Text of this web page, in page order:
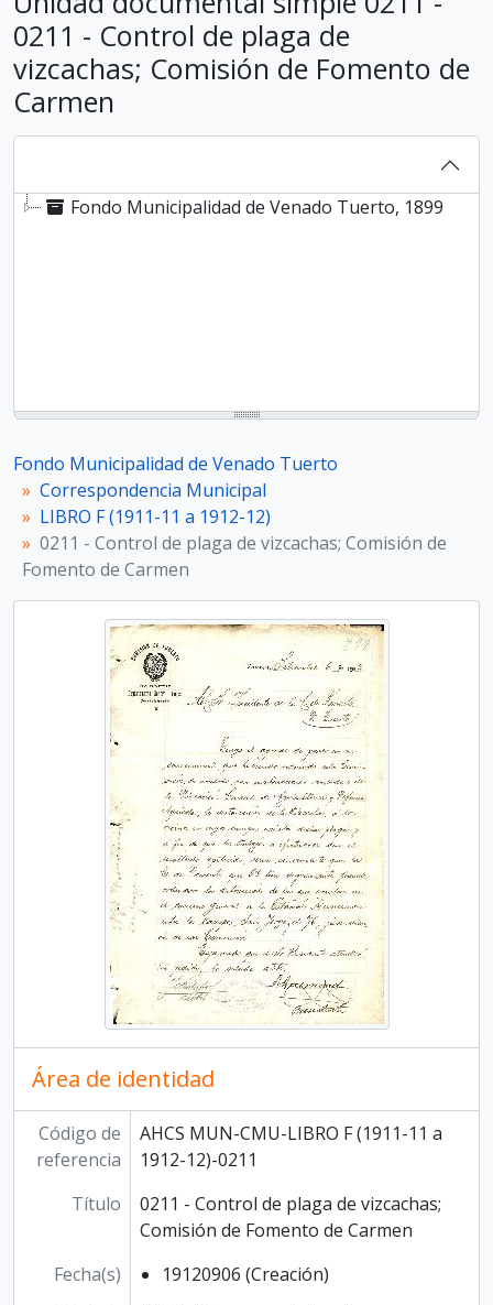
0211 - Control de plaga de
vizcachas; Comisión de Fomento de
Carmen
Fondo Municipalidad de Venado Tuerto, 1899
Fondo Municipalidad de Venado Tuerto
Correspondencia Municipal
LIBRO F (1911-11 a 1912-12)
0211 - Control de plaga de vizcachas; Comisión de
Fomento de Carmen
Área de identidad
Código de
referencia
AHCS MUN-CMU-LIBRO F (1911-11 a
1912-12)-0211
Título
0211 - Control de plaga de vizcachas;
Comisión de Fomento de Carmen
Fecha(s)
19120906 (Creación)